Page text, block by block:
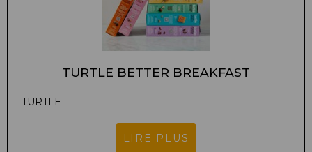
TURTLE BETTER BREAKFAST
TURTLE
LIRE PLUS